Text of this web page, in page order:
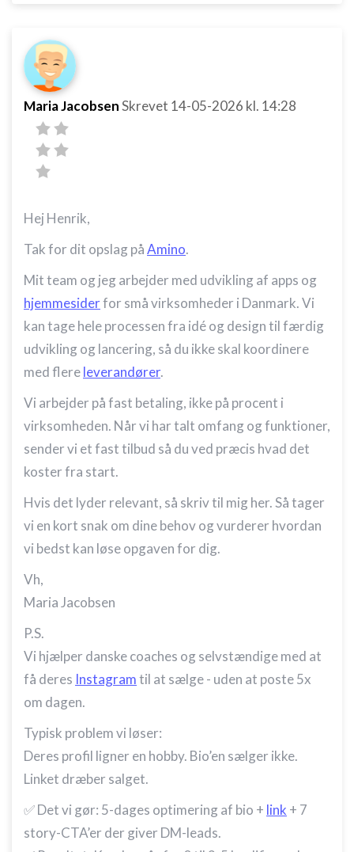
Maria JacobsenSkrevet 14-05-2026 kl. 14:28
Hej Henrik,
Tak for dit opslag påAmino.
Mit team og jeg arbejder med udvikling af apps og
hjemmesiderfor små virksomheder i Danmark. Vi
kan tage hele processen fra idé og design til færdig
udvikling og lancering, så du ikke skal koordinere
med flereleverandører.
Vi arbejder på fast betaling, ikke på procent i
virksomheden. Når vi har talt omfang og funktioner,
sender vi et fast tilbud så du ved præcis hvad det
koster fra start.
Hvis det lyder relevant, så skriv til mig her. Så tager
vi en kort snak om dine behov og vurderer hvordan
vi bedst kan løse opgaven for dig.
Vh,
Maria Jacobsen
P.S.
Vi hjælper danske coaches og selvstændige med at
få deres Instagramtil at sælge - uden at poste 5x
om dagen.
Typisk problem vi løser:
Deres profil ligner en hobby. Bio’en sælger ikke.
Linket dræber salget.
✅ Det vi gør: 5-dages optimering af bio + link + 7
story-CTA’er der giver DM-leads.